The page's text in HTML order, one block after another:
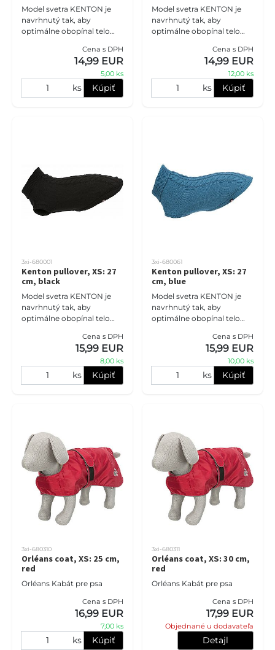
Model svetra KENTON je
navrhnutý tak, aby
optimálne obopínal telo
pohodlie a zateplenie.Cena s DPH
14,99 EUR
5,00 ks
ks Kúpiť
Model svetra KENTON je
navrhnutý tak, aby
optimálne obopínal telo
pohodlie a zateplenie.Cena s DPH
14,99 EUR
12,00 ks
ks Kúpiť
3xi-680001
Kenton pullover, XS: 27
cm, black
Model svetra KENTON je
navrhnutý tak, aby
optimálne obopínal telo
pohodlie a zateplenie.Cena s DPH
15,99 EUR
8,00 ks
ks Kúpiť
3xi-680061
Kenton pullover, XS: 27
cm, blue
Model svetra KENTON je
navrhnutý tak, aby
optimálne obopínal telo
pohodlie a zateplenie.Cena s DPH
15,99 EUR
10,00 ks
ks Kúpiť
3xi-680310
Orléans coat, XS: 25 cm,
red
Orléans Kabát pre psa
Cena s DPH
16,99 EUR
7,00 ks
ks Kúpiť
3xi-680311
Orléans coat, XS: 30 cm,
red
Orléans Kabát pre psa
Cena s DPH
17,99 EUR
Objednané u dodavateľa
Detajl